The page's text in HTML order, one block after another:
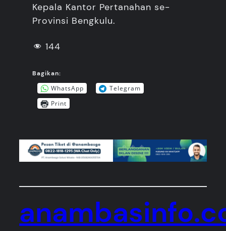
Kepala Kantor Pertanahan se-
Provinsi Bengkulu.
144
Bagikan:
WhatsApp
Telegram
Print